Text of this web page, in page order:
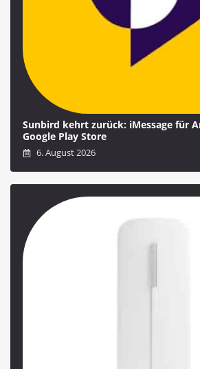
Sunbird kehrt zurück: iMessage für
Google Play Store
6. August 2026